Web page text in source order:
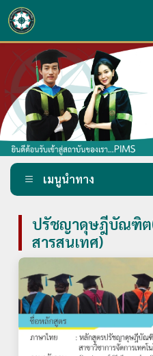
เมนูนำทาง
ปรัชญาดุษฎีบัณฑิต(
สารสนเทศ)